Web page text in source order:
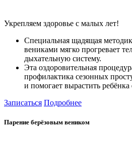
Укрепляем здоровье с малых лет!
Специальная щадящая
вениками мягко прогревает
дыхательную систему.
Эта оздоровительная
профилактика сезонных
и помогает вырастить
Записаться Подробнее
Парение берёзовым веником